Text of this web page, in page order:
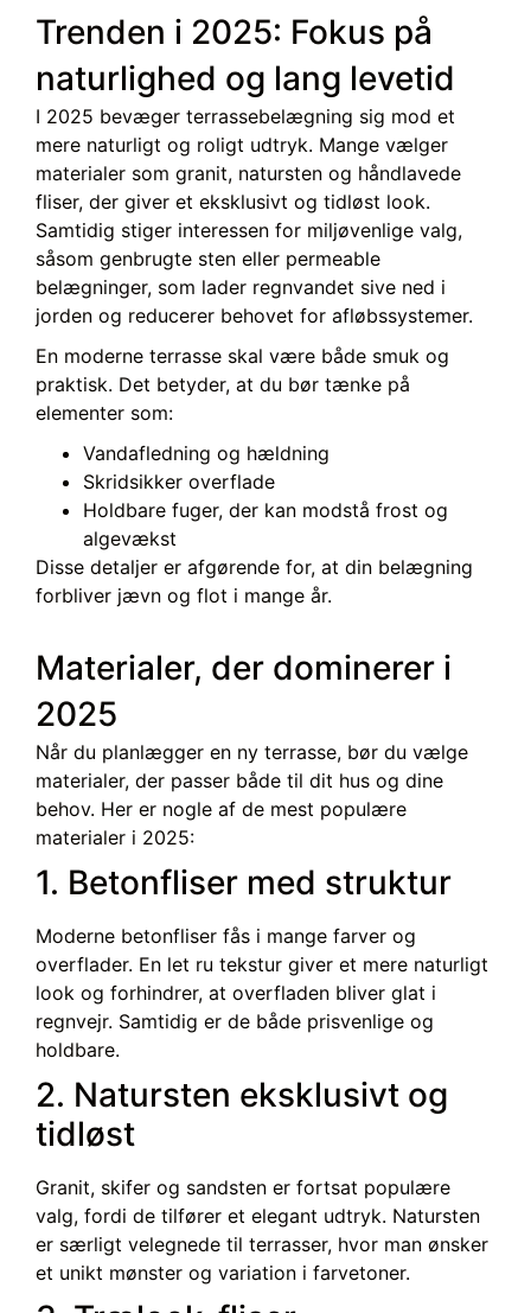
Trenden i 2025: Fokus på
naturlighed og lang levetid
I 2025 bevæger terrassebelægning sig mod et
mere naturligt og roligt udtryk. Mange vælger
materialer som granit, natursten og håndlavede
fliser, der giver et eksklusivt og tidløst look.
Samtidig stiger interessen for miljøvenlige valg,
såsom genbrugte sten eller permeable
belægninger, som lader regnvandet sive ned i
jorden og reducerer behovet for afløbssystemer.
En moderne terrasse skal være både smuk og
praktisk. Det betyder, at du bør tænke på
elementer som:
Vandafledning og hældning
Skridsikker overflade
Holdbare fuger, der kan modstå frost og
algevækst
Disse detaljer er afgørende for, at din belægning
forbliver jævn og flot i mange år.
Materialer, der dominerer i
2025
Når du planlægger en ny terrasse, bør du vælge
materialer, der passer både til dit hus og dine
behov. Her er nogle af de mest populære
materialer i 2025:
1. Betonfliser med struktur
Moderne betonfliser fås i mange farver og
overflader. En let ru tekstur giver et mere naturligt
look og forhindrer, at overfladen bliver glat i
regnvejr. Samtidig er de både prisvenlige og
holdbare.
2. Natursten eksklusivt og
tidløst
Granit, skifer og sandsten er fortsat populære
valg, fordi de tilfører et elegant udtryk. Natursten
er særligt velegnede til terrasser, hvor man ønsker
et unikt mønster og variation i farvetoner.